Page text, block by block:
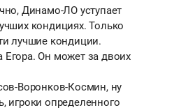
Динамо-ЛО уступает
кондициях. Только
лучшие кондиции.
Егора. Он может за двоих
Воронков-Космин, ну
игроки определенного